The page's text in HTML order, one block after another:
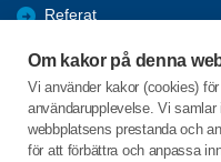
Om kakor på denna
Vi använder kakor (cookies)
användarupplevelse. Vi
webbplatsens prestanda och
för att förbättra och anpassa
Referat
Bildgalleri
Bli medlem
Förmåner